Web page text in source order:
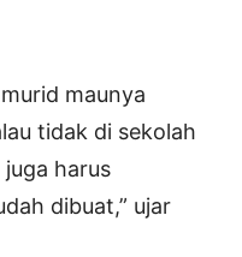
maunya
tidak di sekolah
harus
dibuat,” ujar